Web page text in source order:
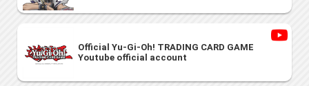
Official Yu-Gi-Oh! TRADING CARD GAME
Youtube official account